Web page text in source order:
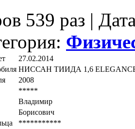
539 раз |
27.02.2014
НИССАН ТИИДА 1,6
2008
*****
Владимир
Борисович
***********